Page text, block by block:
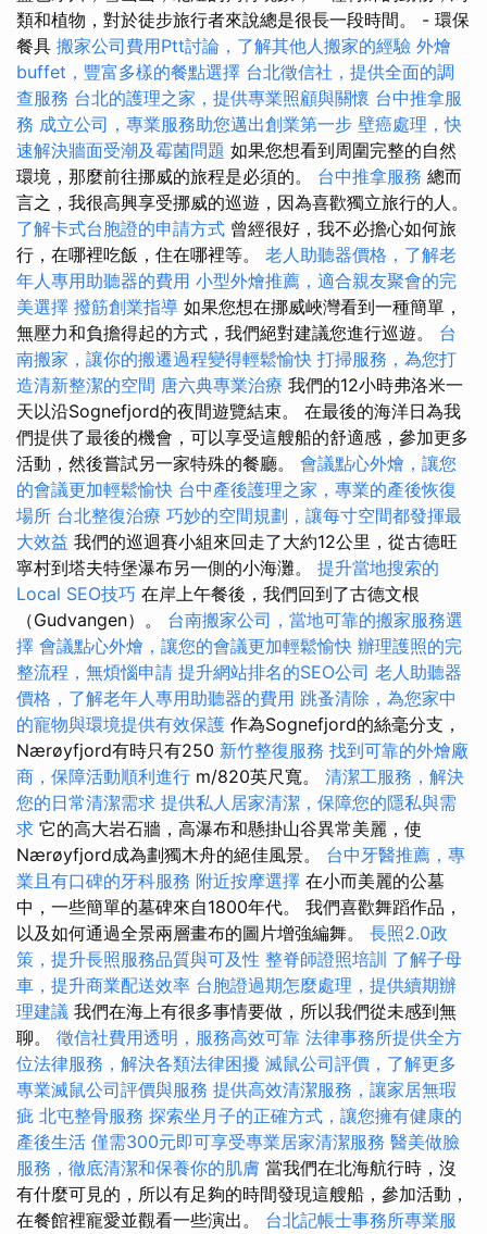
類和植物，對於徒步旅行者來說總是很長一段時間。 - 環保
餐具 搬家公司費用Ptt討論，了解其他人搬家的經驗 外燴
buffet，豐富多樣的餐點選擇 台北徵信社，提供全面的調
查服務 台北的護理之家，提供專業照顧與關懷 台中推拿服
務 成立公司，專業服務助您邁出創業第一步 壁癌處理，快
速解決牆面受潮及霉菌問題 如果您想看到周圍完整的自然
環境，那麼前往挪威的旅程是必須的。 台中推拿服務 總而
言之，我很高興享受挪威的巡遊，因為喜歡獨立旅行的人。
了解卡式台胞證的申請方式 曾經很好，我不必擔心如何旅
行，在哪裡吃飯，住在哪裡等。 老人助聽器價格，了解老
年人專用助聽器的費用 小型外燴推薦，適合親友聚會的完
美選擇 撥筋創業指導 如果您想在挪威峽灣看到一種簡單，
無壓力和負擔得起的方式，我們絕對建議您進行巡遊。 台
南搬家，讓你的搬遷過程變得輕鬆愉快 打掃服務，為您打
造清新整潔的空間 唐六典專業治療 我們的12小時弗洛米一
天以沿Sognefjord的夜間遊覽結束。 在最後的海洋日為我
們提供了最後的機會，可以享受這艘船的舒適感，參加更多
活動，然後嘗試另一家特殊的餐廳。 會議點心外燴，讓您
的會議更加輕鬆愉快 台中產後護理之家，專業的產後恢復
場所 台北整復治療 巧妙的空間規劃，讓每寸空間都發揮最
大效益 我們的巡迴賽小組來回走了大約12公里，從古德旺
寧村到塔夫特堡瀑布另一側的小海灘。 提升當地搜索的
Local SEO技巧 在岸上午餐後，我們回到了古德文根
（Gudvangen）。 台南搬家公司，當地可靠的搬家服務選
擇 會議點心外燴，讓您的會議更加輕鬆愉快 辦理護照的完
整流程，無煩惱申請 提升網站排名的SEO公司 老人助聽器
價格，了解老年人專用助聽器的費用 跳蚤清除，為您家中
的寵物與環境提供有效保護 作為Sognefjord的絲毫分支，
Nærøyfjord有時只有250 新竹整復服務 找到可靠的外燴廠
商，保障活動順利進行 m/820英尺寬。 清潔工服務，解決
您的日常清潔需求 提供私人居家清潔，保障您的隱私與需
求 它的高大岩石牆，高瀑布和懸掛山谷異常美麗，使
Nærøyfjord成為劃獨木舟的絕佳風景。 台中牙醫推薦，專
業且有口碑的牙科服務 附近按摩選擇 在小而美麗的公墓
中，一些簡單的墓碑來自1800年代。 我們喜歡舞蹈作品，
以及如何通過全景兩層畫布的圖片增強編舞。 長照2.0政
策，提升長照服務品質與可及性 整脊師證照培訓 了解子母
車，提升商業配送效率 台胞證過期怎麼處理，提供續期辦
理建議 我們在海上有很多事情要做，所以我們從未感到無
聊。 徵信社費用透明，服務高效可靠 法律事務所提供全方
位法律服務，解決各類法律困擾 滅鼠公司評價，了解更多
專業滅鼠公司評價與服務 提供高效清潔服務，讓家居無瑕
疵 北屯整骨服務 探索坐月子的正確方式，讓您擁有健康的
產後生活 僅需300元即可享受專業居家清潔服務 醫美做臉
服務，徹底清潔和保養你的肌膚 當我們在北海航行時，沒
有什麼可見的，所以有足夠的時間發現這艘船，參加活動，
在餐館裡寵愛並觀看一些演出。 台北記帳士事務所專業服